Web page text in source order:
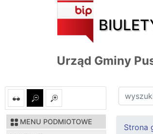
Urząd Gminy
MENU PODMIOTOWE
Strona